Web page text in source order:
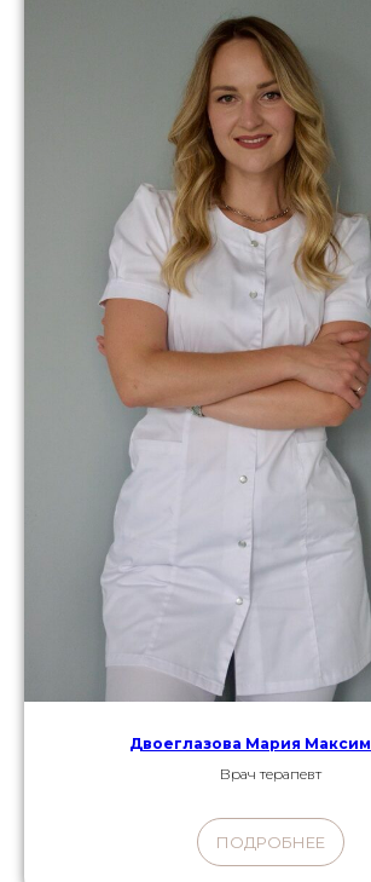
Двоеглазова Мария
Врач терапевт
ПОДРОБНЕЕ